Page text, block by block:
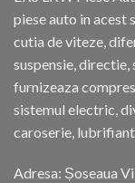
piese auto in acest
cutia de viteze,
suspensie, directie,
furnizeaza
sistemul electric,
caroserie,
Adresa: Șoseaua